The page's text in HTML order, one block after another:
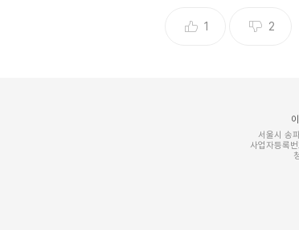
1 2
서울시 송
사업자등록